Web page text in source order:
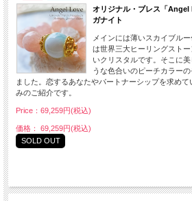
オリジナル・ブレス「
ガナイト
メインには薄いスカイブル
は世界三大ヒーリングスト
いクリスタルです。そこに
うな色合いのピーチカラー
ました。恋するあなたやパートナーシップを求め
みのご紹介です。
Price：69,259円(税込)
価格： 69,259円(税込)
SOLD OUT